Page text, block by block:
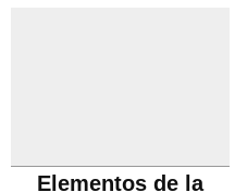
Elementos de la